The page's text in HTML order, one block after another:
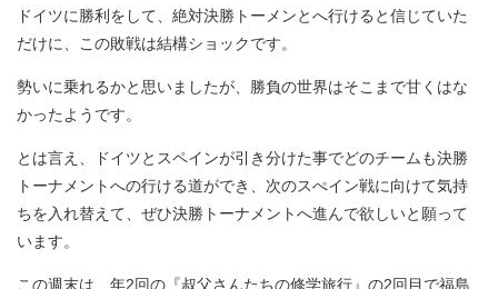
ドイツに勝利をして、絶対決勝トーメンとへ行けると信じていた
だけに、この敗戦は結構ショックです。
勢いに乗れるかと思いましたが、勝負の世界はそこまで甘くはな
かったようです。
とは言え、ドイツとスペインが引き分けた事でどのチームも決勝
トーナメントへの行ける道ができ、次のスぺイン戦に向けて気持
ちを入れ替えて、ぜひ決勝トーナメントへ進んで欲しいと願って
います。
この週末は、年2回の『叔父さんたちの修学旅行』の2回目で福島